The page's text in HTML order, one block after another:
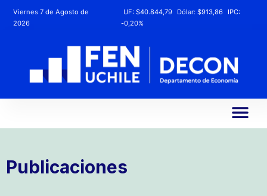
Viernes 7 de Agosto de
2026
UF: $40.844,79 Dólar: $913,86
IPC:
-0,20%
Publicaciones